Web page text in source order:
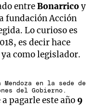
entreBonarricoy
fundación Acción
Lo curioso es
es decir hace
como legislador.
Mendoza en la sede de
del Gobierno.
pagarle este año9